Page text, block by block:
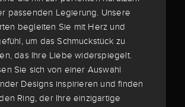
passenden Legierung. Unsere
begleiten Sie mit Herz und
um das Schmuckstück zu
das Ihre Liebe widerspiegelt.
Sie sich von einer Auswahl
Designs inspirieren und finden
Ring, der Ihre einzigartige